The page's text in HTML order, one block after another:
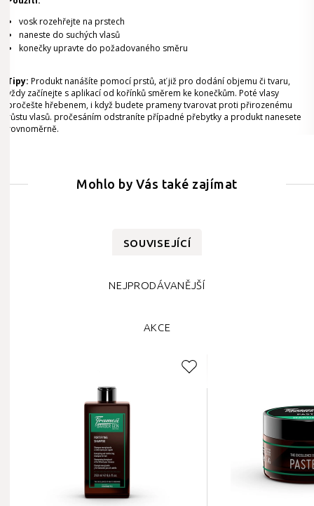
vosk rozehřejte na prstech
naneste do suchých vlasů
konečky upravte do požadovaného směru
Tipy: Produkt nanášíte pomocí prstů, ať již pro dodání objemu či tvaru,
vždy začínejte s aplikací od kořínků směrem ke konečkům. Poté vlasy
pročešte hřebenem, i když budete prameny tvarovat proti přirozenému
růstu vlasů. pročesáním odstraníte případné přebytky a produkt nanesete
rovnoměrně.
Mohlo by Vás také zajímat
SOUVISEJÍCÍ
NEJPRODÁVANĚJŠÍ
AKCE